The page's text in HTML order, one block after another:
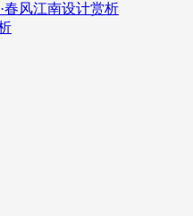
春风江南设计赏析